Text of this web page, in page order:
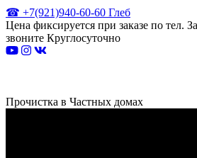
☎ +7(921)940-60-60 Глеб
Цена фиксируется при заказе по тел.
звоните Круглосуточно
Прочистка в Частных домах